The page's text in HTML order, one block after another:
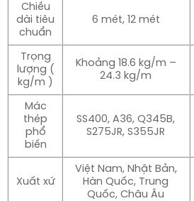
Chiều
dài tiêu
chuẩn
6 mét, 12 mét
Trọng
lượng (
kg/m )
Khoảng 18.6 kg/m –
24.3 kg/m
Mác
thép
phổ
biến
SS400, A36, Q345B,
S275JR, S355JR
Xuất xứ
Việt Nam, Nhật Bản,
Hàn Quốc, Trung
Quốc, Châu Âu